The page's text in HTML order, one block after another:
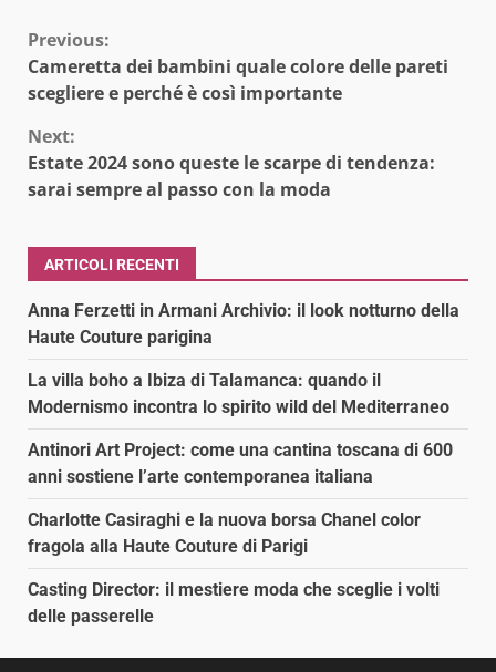
Continue
Reading
Previous:
Cameretta dei bambini quale colore delle pareti
scegliere e perché è così importante
Next:
Estate 2024 sono queste le scarpe di tendenza:
sarai sempre al passo con la moda
ARTICOLI RECENTI
Anna Ferzetti in Armani Archivio: il look notturno della
Haute Couture parigina
La villa boho a Ibiza di Talamanca: quando il
Modernismo incontra lo spirito wild del Mediterraneo
Antinori Art Project: come una cantina toscana di 600
anni sostiene l’arte contemporanea italiana
Charlotte Casiraghi e la nuova borsa Chanel color
fragola alla Haute Couture di Parigi
Casting Director: il mestiere moda che sceglie i volti
delle passerelle